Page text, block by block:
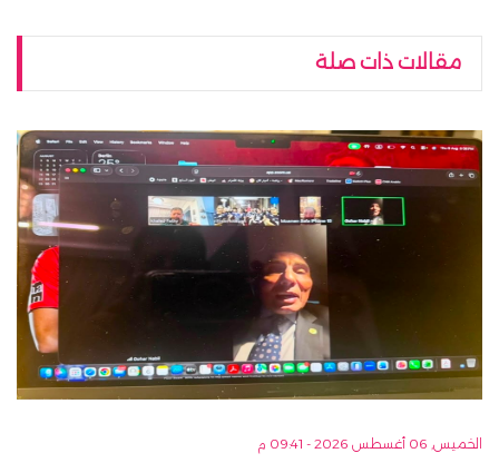
مقالات ذات صلة
الخميس, 06 أغسطس 2026 - 09:41 م